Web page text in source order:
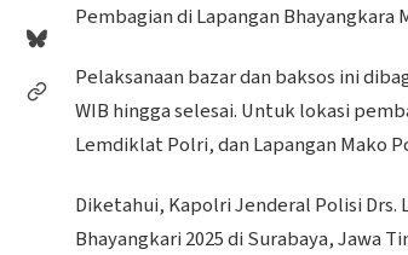
Pembagian di Lapangan
Pelaksanaan bazar dan baksos ini
WIB hingga selesai. Untuk lokasi
Lemdiklat Polri, dan Lapangan Mako
Diketahui, Kapolri Jenderal Polisi Drs.
Bhayangkari 2025 di Surabaya, Jawa